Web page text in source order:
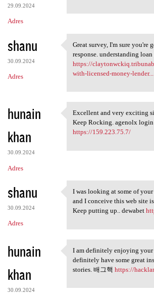
29.09.2024
Adres
shanu
30.09.2024
Adres
Great survey, I'm sure
Great survey, I'm sure you're
response. understanding loan
https://
with-licensed-money-lender...
hunain
khan
30.09.2024
Adres
Excellent and very
Excellent and very exciting
Keep Rocking. agenolx login
https://159.223.75.7/
shanu
30.09.2024
Adres
I was looking at some
I was looking at some of
and I conceive this web site
Keep putting up.. dewabet
hunain
khan
30.09.2024
I am definitely
I am definitely enjoying your
definitely have some great
stories. 배그핵 https://